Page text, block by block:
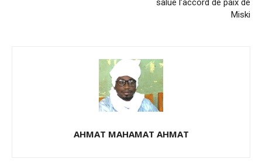
salue l’accord de paix de
Miski
AHMAT MAHAMAT AHMAT